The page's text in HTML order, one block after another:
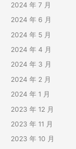
2024 年 7 月
2024 年 6 月
2024 年 5 月
2024 年 4 月
2024 年 3 月
2024 年 2 月
2024 年 1 月
2023 年 12 月
2023 年 11 月
2023 年 10 月